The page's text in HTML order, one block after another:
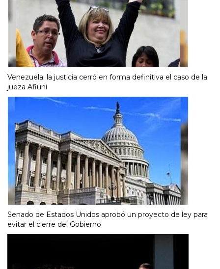
Venezuela: la justicia cerró en forma definitiva el caso de la
jueza Afiuni
Senado de Estados Unidos aprobó un proyecto de ley para
evitar el cierre del Gobierno